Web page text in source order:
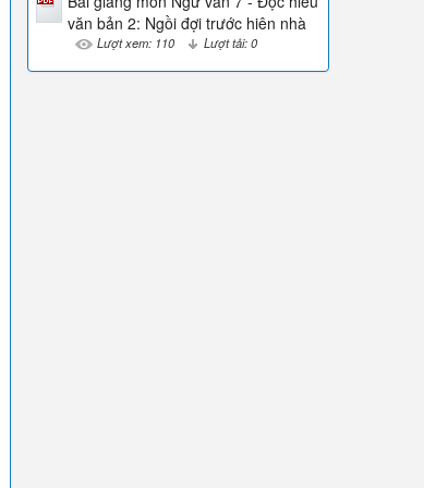
văn bản 2: Ngồi đợi trước hiên nhà
Lượt xem: 110 Lượt tải: 0